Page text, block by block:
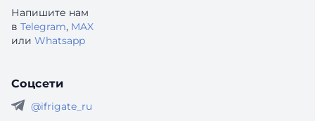
Напишите нам
в Telegram, MAX
или Whatsapp
Соцсети
@ifrigate_ru